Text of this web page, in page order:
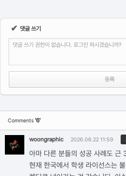
✔ 댓글 쓰기
댓글 쓰기 권한이 없습니다. 로그인 하시겠습니까?
Comments '6'
woongraphic 2026.06.22 11:59
아마 다른 분들의 성공 사례도 근
현재 한국에서 학생 라이선스는